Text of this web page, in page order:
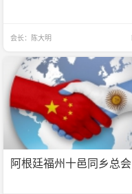
会长：陈大明
阿根廷福州十邑同乡总会